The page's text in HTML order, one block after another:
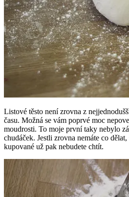
Listové těsto není zrovna z
času. Možná se vám poprvé moc
moudrosti. To moje první taky nebylo
chudáček. Jestli zrovna nemáte co
kupované už pak nebudete chtít.